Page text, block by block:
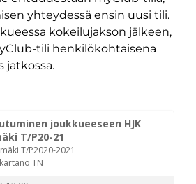
yhteydessä ensin uusi tili.
kokeilujakson jälkeen,
tili henkilökohtaisena
jatkossa.